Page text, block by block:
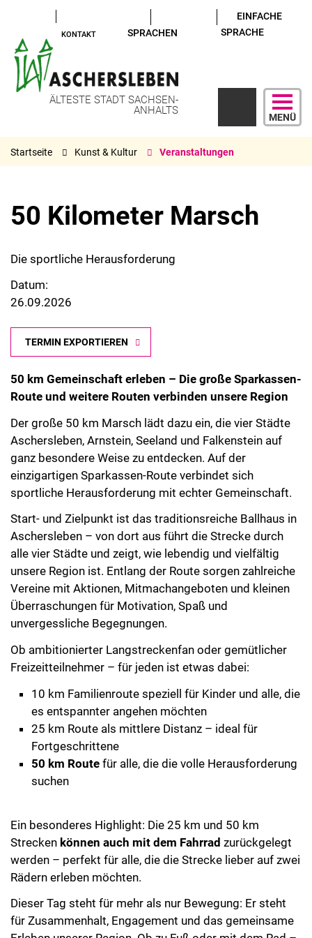
KONTAKT SPRACHEN
EINFACHE
SPRACHE
ÄLTESTE STADT SACHSEN-
ANHALTS
MENÜ
Startseite Kunst & Kultur Veranstaltungen
50 Kilometer Marsch
Die sportliche Herausforderung
Datum:
26.09.2026
TERMIN EXPORTIEREN
50 km Gemeinschaft erleben – Die große Sparkassen-
Route und weitere Routen verbinden unsere Region
Der große 50 km Marsch lädt dazu ein, die vier Städte
Aschersleben, Arnstein, Seeland und Falkenstein auf
ganz besondere Weise zu entdecken. Auf der
einzigartigen Sparkassen-Route verbindet sich
sportliche Herausforderung mit echter Gemeinschaft.
Start- und Zielpunkt ist das traditionsreiche Ballhaus in
Aschersleben – von dort aus führt die Strecke durch
alle vier Städte und zeigt, wie lebendig und vielfältig
unsere Region ist. Entlang der Route sorgen zahlreiche
Vereine mit Aktionen, Mitmachangeboten und kleinen
Überraschungen für Motivation, Spaß und
unvergessliche Begegnungen.
Ob ambitionierter Langstreckenfan oder gemütlicher
Freizeitteilnehmer – für jeden ist etwas dabei:
10 km Familienroute speziell für Kinder und alle, die
es entspannter angehen möchten
25 km Route als mittlere Distanz – ideal für
Fortgeschrittene
50 km Route für alle, die die volle Herausforderung
suchen
Ein besonderes Highlight: Die 25 km und 50 km
Strecken können auch mit dem Fahrrad zurückgelegt
werden – perfekt für alle, die die Strecke lieber auf zwei
Rädern erleben möchten.
Dieser Tag steht für mehr als nur Bewegung: Er steht
für Zusammenhalt, Engagement und das gemeinsame